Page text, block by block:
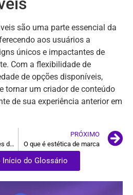
são uma parte essencial da
aos usuários a
únicos e impactantes de
Com a flexibilidade de
de opções disponíveis,
tornar um criador de conteúdo
de sua experiência anterior em
O que é especificações de imagem
PRÓXIMO
O que é estética de marca
Início do Glossário